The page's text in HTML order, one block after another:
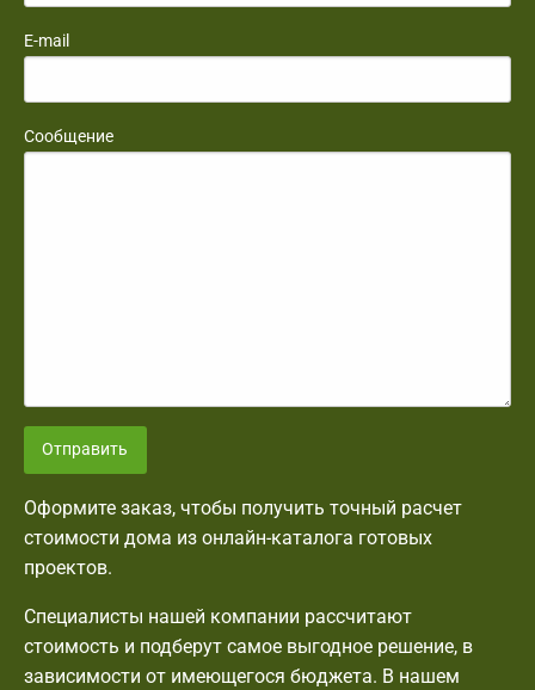
E-mail
Сообщение
Отправить
Оформите заказ, чтобы получить точный расчет
стоимости дома из онлайн-каталога готовых
проектов.
Специалисты нашей компании рассчитают
стоимость и подберут самое выгодное решение, в
зависимости от имеющегося бюджета. В нашем